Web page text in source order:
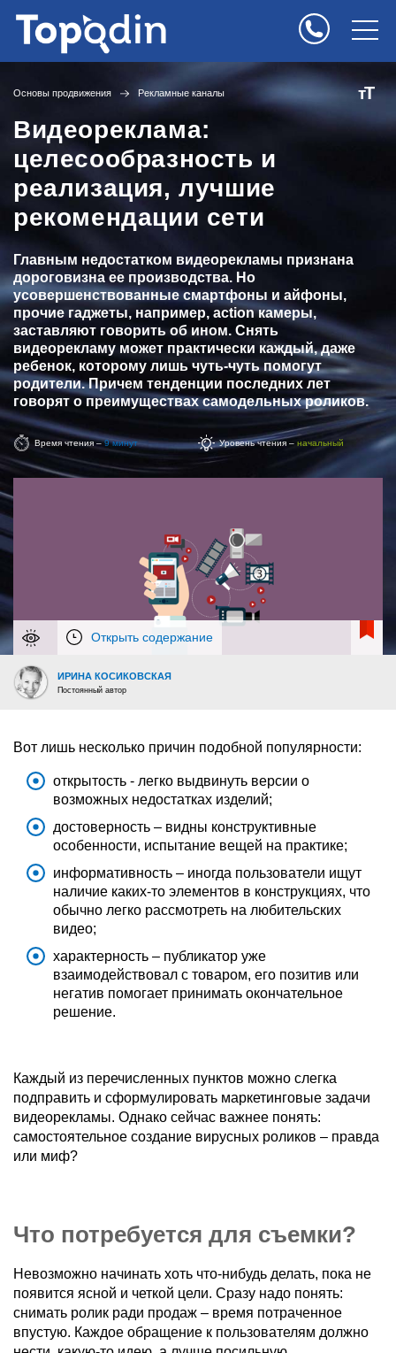
тТ
Основы продвижения Рекламные каналы
Видеореклама:
целесообразность и
реализация, лучшие
рекомендации сети
Главным недостатком видеорекламы признана
дороговизна ее производства. Но
усовершенствованные смартфоны и айфоны,
прочие гаджеты, например, action камеры,
заставляют говорить об ином. Снять
видеорекламу может практически каждый, даже
ребенок, которому лишь чуть-чуть помогут
родители. Причем тенденции последних лет
говорят о преимуществах самодельных роликов.
Время чтения –9 минут Уровень чтения – начальный
Открыть содержание
ИРИНА КОСИКОВСКАЯ
Постоянный автор
Вот лишь несколько причин подобной популярности:
открытость - легко выдвинуть версии о
возможных недостатках изделий;
достоверность – видны конструктивные
особенности, испытание вещей на практике;
информативность – иногда пользователи ищут
наличие каких-то элементов в конструкциях, что
обычно легко рассмотреть на любительских
видео;
характерность – публикатор уже
взаимодействовал с товаром, его позитив или
негатив помогает принимать окончательное
решение.
Каждый из перечисленных пунктов можно слегка
подправить и сформулировать маркетинговые задачи
видеорекламы. Однако сейчас важнее понять:
самостоятельное создание вирусных роликов – правда
или миф?
Что потребуется для съемки?
Невозможно начинать хоть что-нибудь делать, пока не
появится ясной и четкой цели. Сразу надо понять:
снимать ролик ради продаж – время потраченное
впустую. Каждое обращение к пользователям должно